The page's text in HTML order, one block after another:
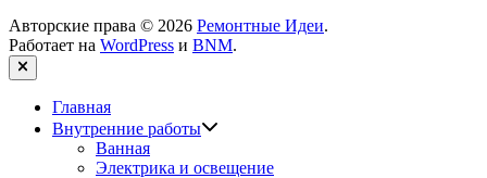
Авторские права © 2026 Ремонтные Идеи.
Работает на WordPress и BNM.
Закрыть
Главная
Внутренние работы
Ванная
Электрика и освещение